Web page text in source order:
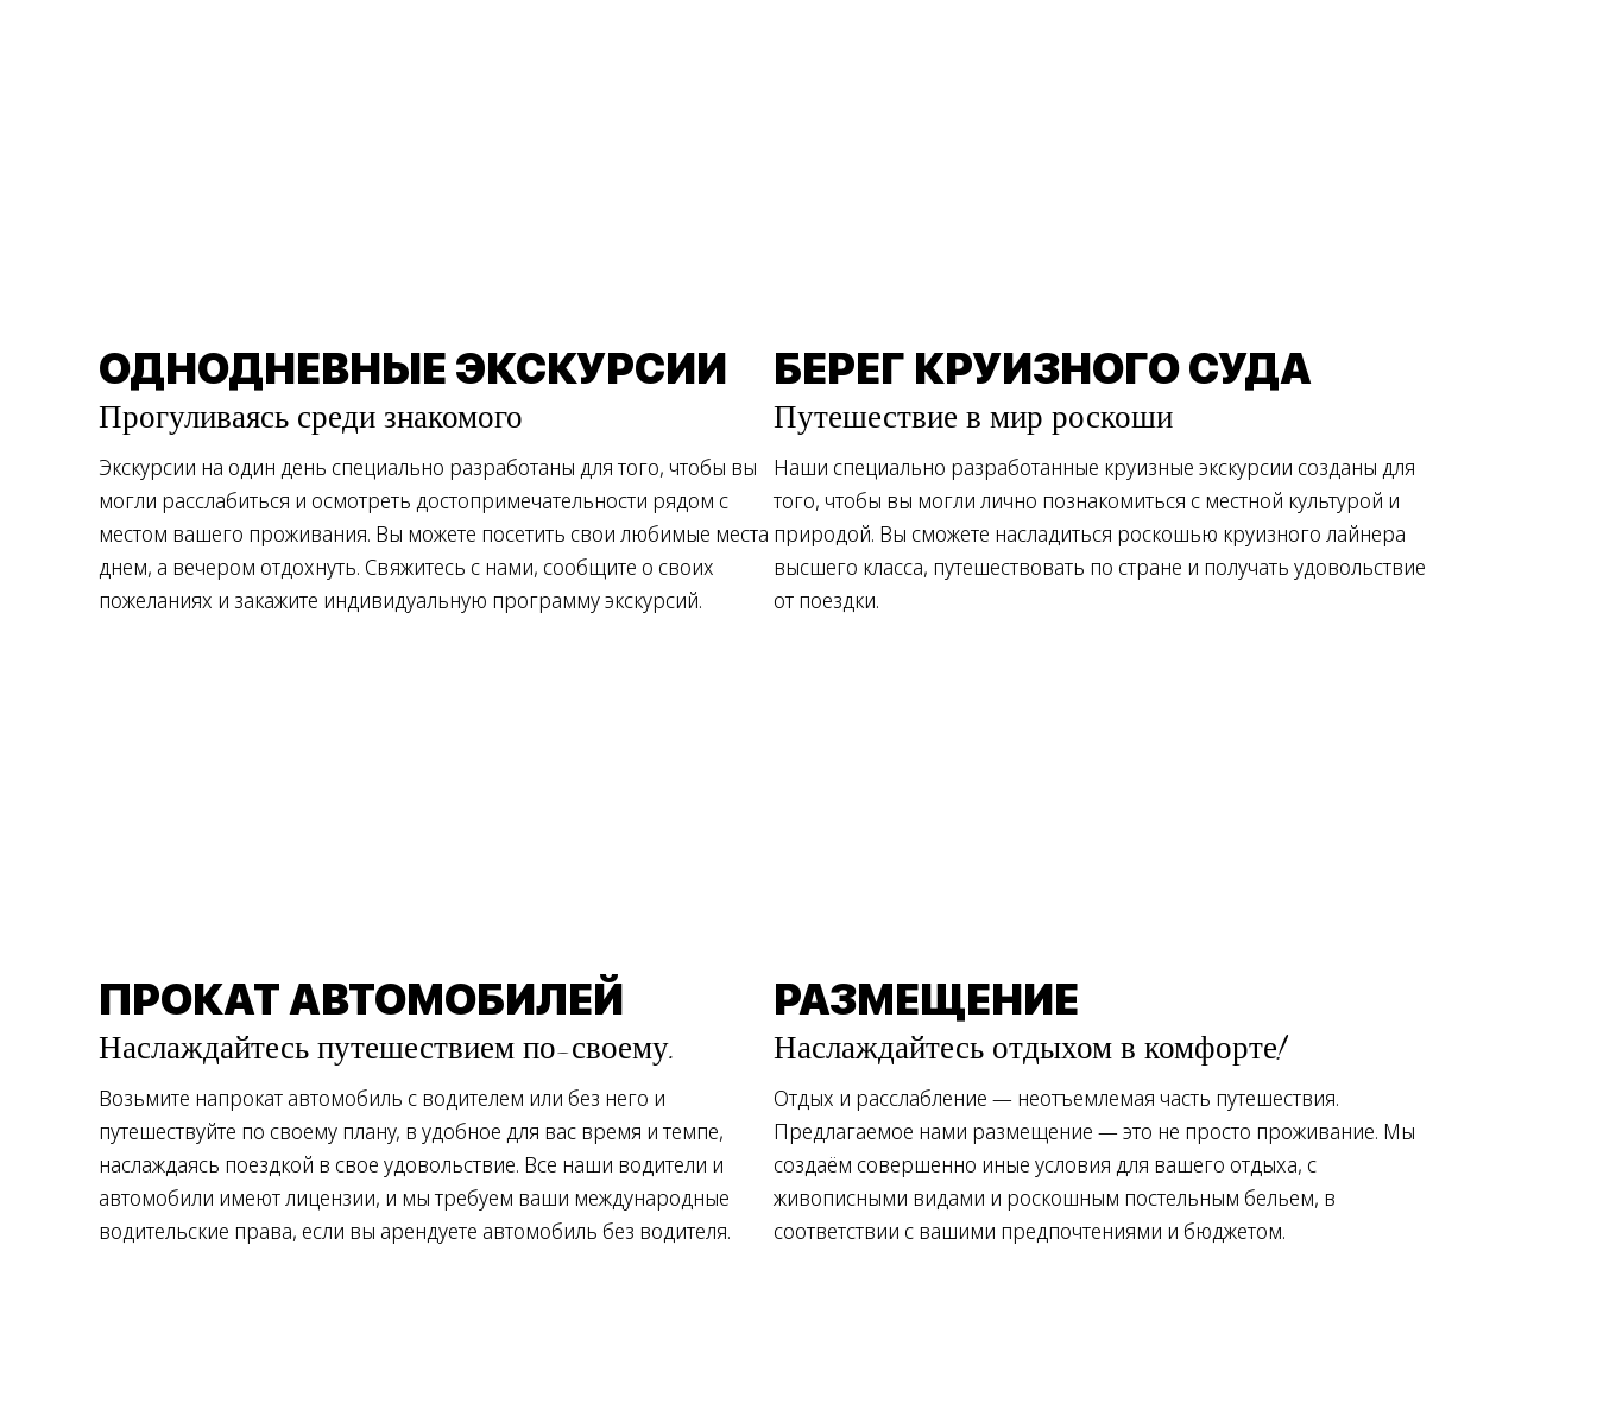
ОДНОДНЕВНЫЕ ЭКСКУРСИИ
Прогуливаясь среди знакомого
Экскурсии на один день специально разработаны для того, чтобы вы
могли расслабиться и осмотреть достопримечательности рядом с
местом вашего проживания. Вы можете посетить свои любимые места
днем, а вечером отдохнуть. Свяжитесь с нами, сообщите о своих
пожеланиях и закажите индивидуальную программу экскурсий.
БЕРЕГ КРУИЗНОГО СУДА
Путешествие в мир роскоши
Наши специально разработанные круизные экскурсии созданы для
того, чтобы вы могли лично познакомиться с местной культурой и
природой. Вы сможете насладиться роскошью круизного лайнера
высшего класса, путешествовать по стране и получать удовольствие
от поездки.
ПРОКАТ АВТОМОБИЛЕЙ
Наслаждайтесь путешествием по-своему.
Возьмите напрокат автомобиль с водителем или без него и
путешествуйте по своему плану, в удобное для вас время и темпе,
наслаждаясь поездкой в ​​свое удовольствие. Все наши водители и
автомобили имеют лицензии, и мы требуем ваши международные
водительские права, если вы арендуете автомобиль без водителя.
РАЗМЕЩЕНИЕ
Наслаждайтесь отдыхом в комфорте!
Отдых и расслабление — неотъемлемая часть путешествия.
Предлагаемое нами размещение — это не просто проживание. Мы
создаём совершенно иные условия для вашего отдыха, с
живописными видами и роскошным постельным бельем, в
соответствии с вашими предпочтениями и бюджетом.